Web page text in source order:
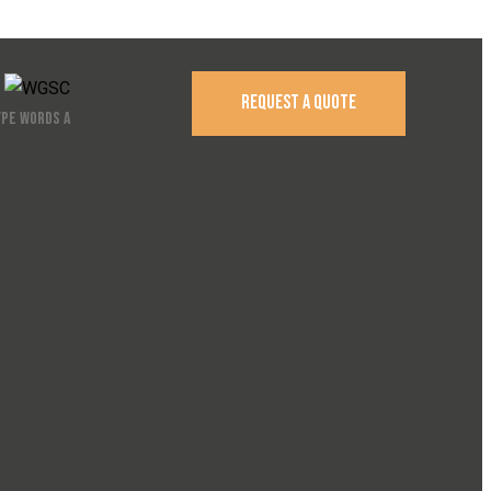
REQUEST A QUOTE